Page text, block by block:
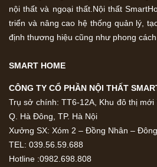
nội thất và ngoại thất.Nội thất
triển và nâng cao hệ thống quản lý,
định thương hiệu cũng như phong
SMART HOME
CÔNG TY CỔ PHẦN NỘI THẤT
Trụ sở chính: TT6-12A, Khu đô thị mới
Q. Hà Đông, TP. Hà Nội
Xưởng SX: Xóm 2 – Đồng Nhân –
TEL: 039.56.59.688
Hotline :0982.698.808